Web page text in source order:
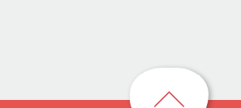
回
到